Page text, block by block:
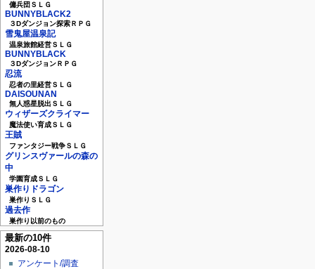
傭兵団ＳＬＧ
BUNNYBLACK2
３Dダンジョン探索ＲＰＧ
雪鬼屋温泉記
温泉旅館経営ＳＬＧ
BUNNYBLACK
３DダンジョンＲＰＧ
忍流
忍者の里経営ＳＬＧ
DAISOUNAN
無人惑星脱出ＳＬＧ
ウィザーズクライマー
魔法使い育成ＳＬＧ
王賊
ファンタジー戦争ＳＬＧ
グリンスヴァールの森の
中
学園育成ＳＬＧ
巣作りドラゴン
巣作りＳＬＧ
過去作
巣作り以前のもの
最新の10件
2026-08-10
アンケート/調査